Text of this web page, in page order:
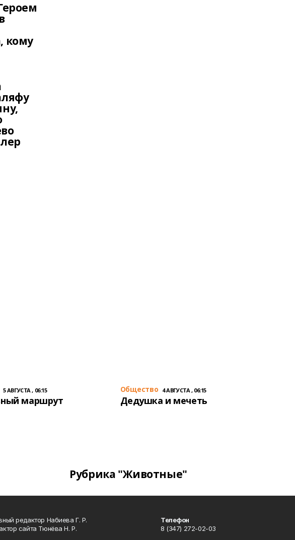
кому
5 АВГУСТА , 06:15
маршрут
Общество 4 АВГУСТА , 06:15
Дедушка и мечеть
Рубрика "Животные"
редактор Набиева Г. Р.
сайта Тюнёва Н. Р.
Телефон
8 (347) 272-02-03